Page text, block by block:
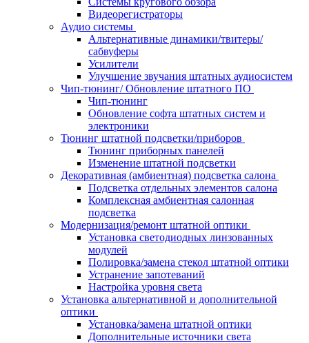
Видеорегистраторы
Аудио системы
Альтернативные динамики/твитеры/
сабвуферы
Усилители
Улучшение звучания штатных аудиосистем
Чип-тюнинг/ Обновление штатного ПО
Чип-тюнинг
Обновление софта штатных систем и
электроники
Тюнинг штатной подсветки/приборов
Тюнинг приборных панелей
Изменение штатной подсветки
Декоративная (амбиентная) подсветка салона
Подсветка отдельных элементов салона
Комплексная амбиентная салонная
подсветка
Модернизация/ремонт штатной оптики
Установка светодиодных линзованных
модулей
Полировка/замена стекол штатной оптики
Устранение запотеваний
Настройка уровня света
Установка альтернативной и дополнительной
оптики
Установка/замена штатной оптики
Дополнительные источники света